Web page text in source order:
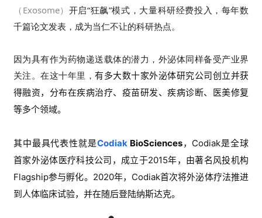
（Exosome） 开启“狂飙”模式，大量科研经费投入，每年数
千篇论文发表，成为当仁不让的科研热点。
因为具有作为药物递送载体的潜力，外泌体同样备受产业界
关注。在这十年里，有多大数十家外泌体研究公司创立并获
得融资，分布在疾病治疗、疫苗研发、疾病诊断、医美修复
等多个领域。
其中最具代表性就是CodiakBioSciences，Codiak是全球
首家外泌体医疗科技公司，成立于2015年，由著名风投机构
Flagship参与孵化。2020年，Codiak首次将外泌体疗法推进
到人体临床试验，并在随后登陆纳斯达克。